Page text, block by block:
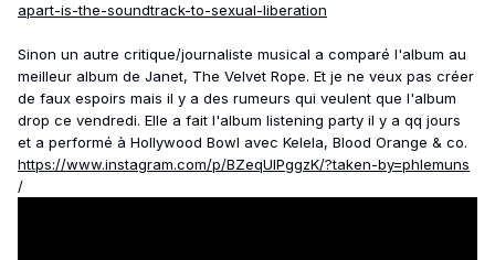
apart-is-the-soundtrack-to-sexual-liberation
Sinon un autre critique/journaliste musical a comparé l'album au
meilleur album de Janet, The Velvet Rope. Et je ne veux pas créer
de faux espoirs mais il y a des rumeurs qui veulent que l'album
drop ce vendredi. Elle a fait l'album listening party il y a qq jours
et a performé à Hollywood Bowl avec Kelela, Blood Orange & co.
https://www.instagram.com/p/BZeqUlPggzK/?taken-by=phlemuns
/